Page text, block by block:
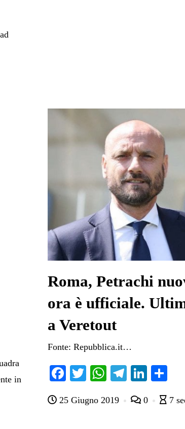
in
Roma, Petrachi
ora è ufficiale.
a Veretout
Fonte: Repubblica.it…
Fa
bo
T
tte
W
ts
Te
gr
Li
ed di
25 Giugno 2019 0 7